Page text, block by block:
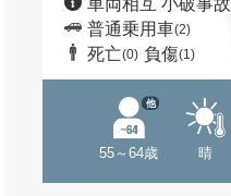
車両相互 小破事故
普通乗用車(2)
死亡(0) 負傷(1)
55～64歳
他
晴